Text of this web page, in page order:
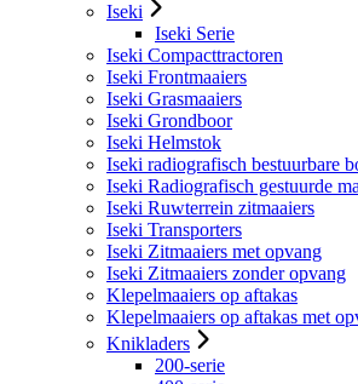
Iseki
Iseki Serie
Iseki Compacttractoren
Iseki Frontmaaiers
Iseki Grasmaaiers
Iseki Grondboor
Iseki Helmstok
Iseki radiografisch bestuurbare
Iseki Radiografisch gestuurde
Iseki Ruwterrein zitmaaiers
Iseki Transporters
Iseki Zitmaaiers met opvang
Iseki Zitmaaiers zonder opvang
Klepelmaaiers op aftakas
Klepelmaaiers op aftakas met
Knikladers
200-serie